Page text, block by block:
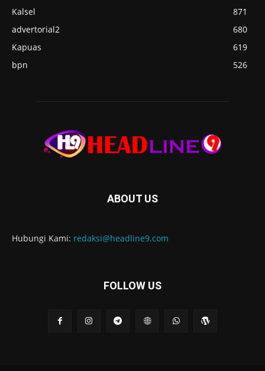
Kalsel
871
advertorial2
680
Kapuas
619
bpn
526
ABOUT US
Hubungi Kami: redaksi@headline9.com
FOLLOW US